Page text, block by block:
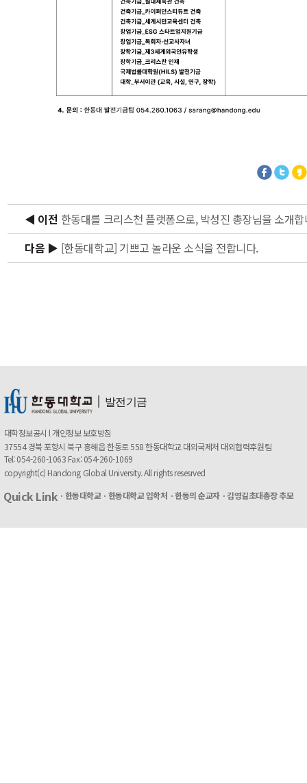
◀ 이전 한동대를 크리스천 플랫폼으로, 박성진 총장님을 소개
다음 ▶ [한동대학교] 기쁘고 놀라운 소식을 전합니다.
ㅣ 발전기금
대학정보공시 l개인정보 보호방침
37554 경북 포항시 북구 흥해읍 한동로 558 한동대학교 대외국제처 대외협력후원팀
Tel: 054-260-1063 Fax: 054-260-1069
copyright(c) Handong Global University. All rights resesrved
Quick Link ㆍ한동대학교 ㆍ한동대학교 입학처 ㆍ한동의 순교자ㆍ김영길초대총장 추모